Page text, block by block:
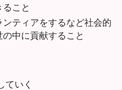
こと
ティアをするなど社会的
中に貢献すること
ていく